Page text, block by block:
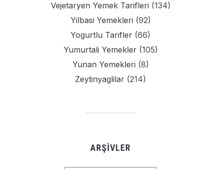
Vejetaryen Yemek Tarifleri (134)
Yilbasi Yemekleri (92)
Yogurtlu Tarifler (66)
Yumurtali Yemekler(105)
Yunan Yemekleri (8)
Zeytinyaglilar (214)
ARŞIVLER